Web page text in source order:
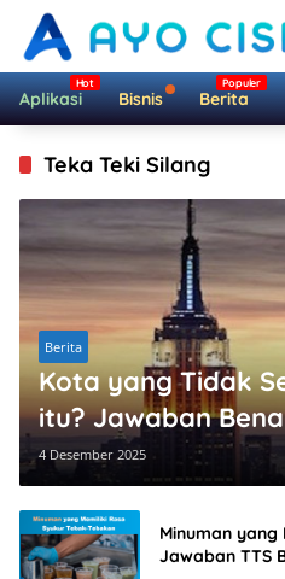
Langsung
konten
Aplikasi Bisnis Berita
Teka Teki Silang
Berita
Kota yang Tidak
itu? Jawaban
4 Desember 2025
Minuman yang
Jawaban TTS